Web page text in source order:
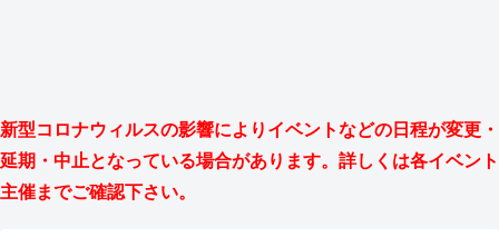
新型コロナウィルスの影響によりイベントなどの日程が変更・
延期・中止となっている場合があります。詳しくは各イベント
主催までご確認下さい。